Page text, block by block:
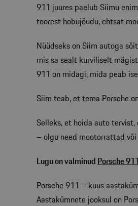
911 juures paelub Siimu
toorest hobujõudu, ehtsat
Nüüdseks on Siim autoga
mis sa sealt kurviliselt
911 on midagi, mida peab
Siim teab, et tema Porsche
Selleks, et hoida auto
– olgu need mootorrattad
Lugu on valminud Porsche
Porsche 911 – kuus
Aastakümnete jooksul on